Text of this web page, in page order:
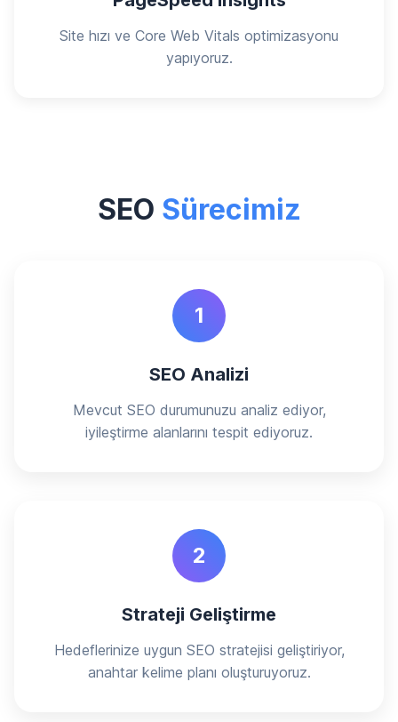
Site hızı ve Core Web Vitals optimizasyonu
yapıyoruz.
SEO Sürecimiz
1
SEO Analizi
Mevcut SEO durumunuzu analiz ediyor,
iyileştirme alanlarını tespit ediyoruz.
2
Strateji Geliştirme
Hedeflerinize uygun SEO stratejisi geliştiriyor,
anahtar kelime planı oluşturuyoruz.